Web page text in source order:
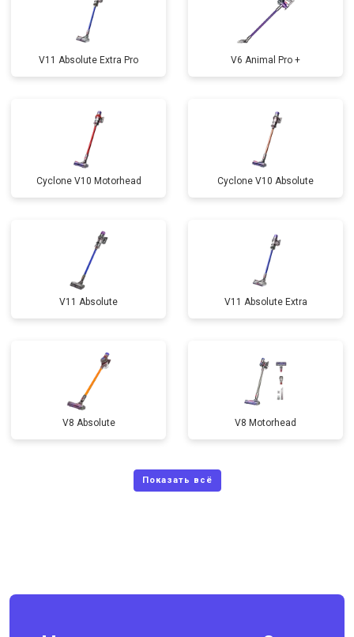
V11 Absolute Extra Pro V6 Animal Pro +
Cyclone V10 Motorhead Cyclone V10 Absolute
V11 Absolute V11 Absolute Extra
V8 Absolute V8 Motorhead